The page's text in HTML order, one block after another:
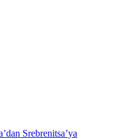
Srebrenitsa’ya